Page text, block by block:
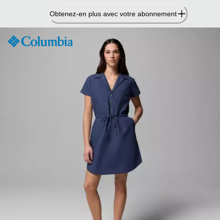
contenu
Obtenez-en plus avec votre abonnement